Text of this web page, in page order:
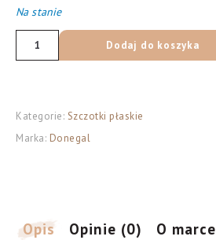
Na stanie
ilość
DONEGAL
WŁOSÓW
owalna
ROSE(1266)
Dodaj do koszyka
Kategorie: Szczotki płaskie
Marka: Donegal
Opis Opinie (0) O marce